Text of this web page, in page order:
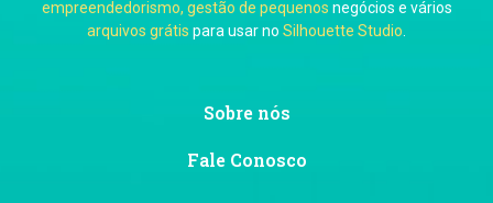
Ju Mirthes
empreendedorismo, gestão de pequenos negócios e vários
arquivos grátis para usar no Silhouette Studio
Sobre nós
Fale Conosco